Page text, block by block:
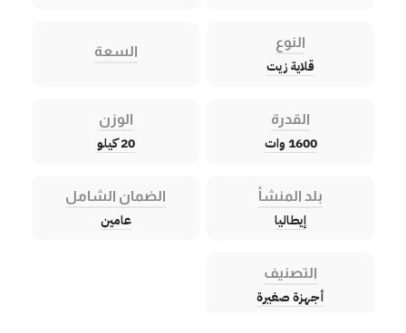
النوع
قلاية زيت
السعة
القدرة
1600 وات
الوزن
20 كيلو
بلد المنشأ
إيطاليا
الضمان الشامل
عامين
التصنيف
أجهزة صغيرة